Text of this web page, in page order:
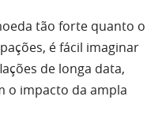
tão forte quanto o
é fácil imaginar
de longa data,
o impacto da ampla